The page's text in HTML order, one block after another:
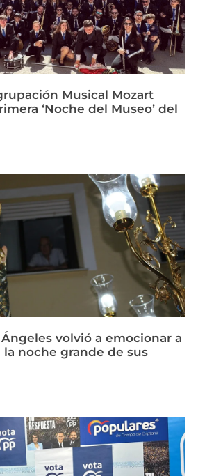
Musical Mozart
‘Noche del Museo’ del
volvió a emocionar a
la noche grande de sus